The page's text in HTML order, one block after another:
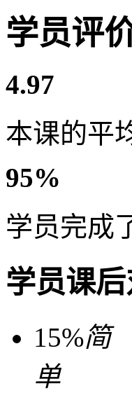
学员评
4.97
本课的平
95%
学员完成
学员课
15%简
单